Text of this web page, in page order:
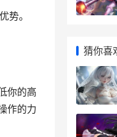
势。
你的高
作的力
猜你喜